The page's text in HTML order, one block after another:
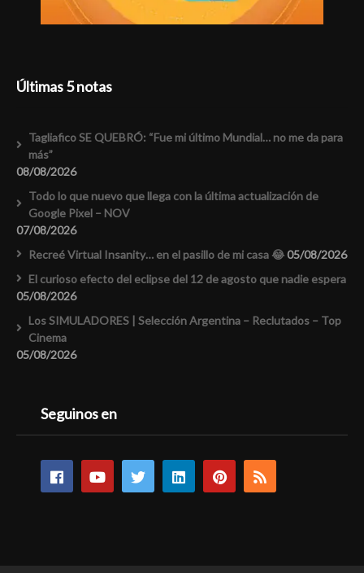
Últimas 5 notas
Tagliafico SE QUEBRÓ: “Fue mi último Mundial… no me da para
más”
08/08/2026
Todo lo que nuevo que llega con la última actualización de
Google Pixel – NOV
07/08/2026
Recreé Virtual Insanity… en el pasillo de mi casa 😂05/08/2026
El curioso efecto del eclipse del 12 de agosto que nadie espera
05/08/2026
Los SIMULADORES | Selección Argentina – Reclutados – Top
Cinema
05/08/2026
Seguinos en